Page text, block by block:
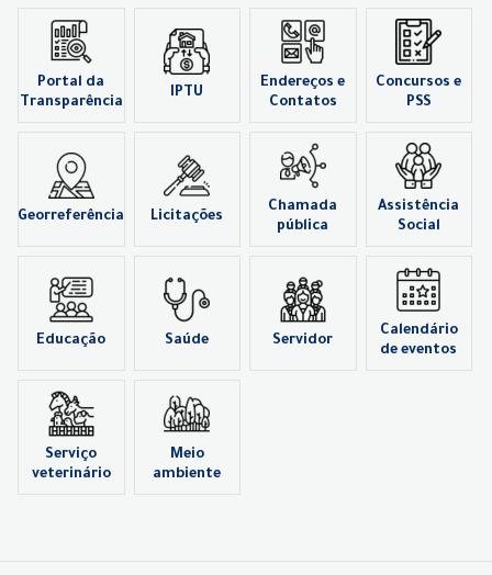
Portal da
Transparência
IPTU
Endereços e
Contatos
Concursos e
PSS
Georreferência Licitações
Chamada
pública
Assistência
Social
Educação Saúde Servidor
Calendário
de eventos
Serviço
veterinário
Meio
ambiente